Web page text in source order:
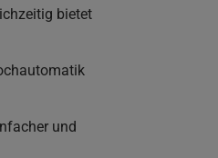
bietet
und